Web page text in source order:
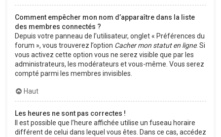
Comment empêcher mon nom d’apparaître dans la liste
des membres connectés ?
Depuis votre panneau de l’utilisateur, onglet « Préférences du
forum », vous trouverez l’option Cacher mon statut en ligne. Si
vous activez cette option vous ne serez visible que par les
administrateurs, les modérateurs et vous-même. Vous serez
compté parmi les membres invisibles.
Haut
Les heures ne sont pas correctes !
Il est possible que l’heure affichée utilise un fuseau horaire
différent de celui dans lequel vous êtes. Dans ce cas, accédez